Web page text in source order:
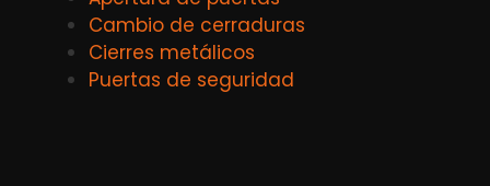
Cambio de cerraduras
Cierres metálicos
Puertas de seguridad